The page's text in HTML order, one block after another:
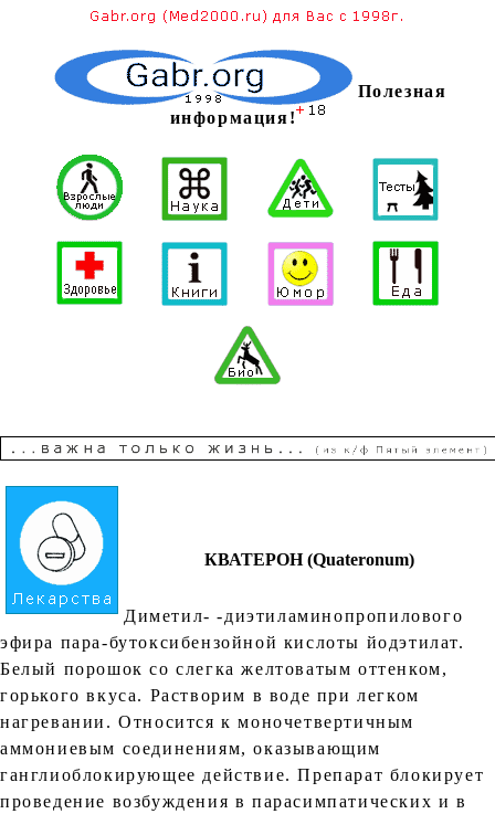
Полезная
информация!
КВАТЕРОН (Quateronum)
Диметил- -диэтиламинопропилового
эфира пара-бутоксибензойной кислоты йодэтилат.
Белый порошок со слегка желтоватым оттенком,
горького вкуса. Растворим в воде при легком
нагревании. Относится к моночетвертичным
аммониевым соединениям, оказывающим
ганглиоблокирующее действие. Препарат блокирует
проведение возбуждения в парасимпатических и в